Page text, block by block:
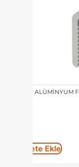
8 MM ALÜMİNYUM
Sepete Ekle